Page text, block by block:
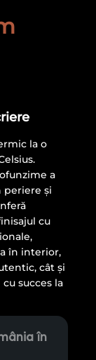
la o
a
periere și
cu
în interior,
cât și
succes la
în